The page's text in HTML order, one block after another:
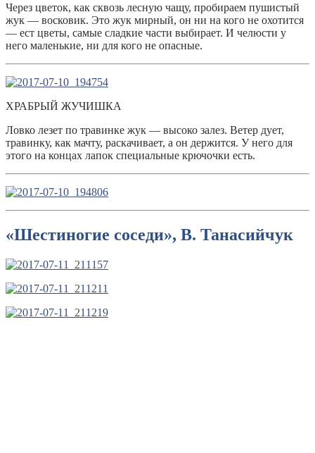
Через цветок, как сквозь лесную чащу, пробираем пушистый
жук — восковик. Это жук мирный, он ни на кого не охотится
— ест цветы, самые сладкие части выбирает. И челюсти у
него маленькие, ни для кого не опасные.
ХРАБРЫЙ ЖУЧИШКА
Ловко лезет по травинке жук — высоко залез. Ветер дует,
травинку, как мачту, раскачивает, а он держится. У него для
этого на концах лапок специальные крючочки есть.
«Шестиногие соседи», В. Танасийчук